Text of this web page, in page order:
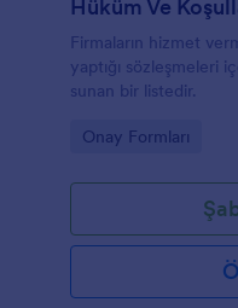
Hüküm Ve
Firmaların hizmet
yaptığı sözleşmeleri
sunan bir listedir.
Go to Category:
Onay Formları